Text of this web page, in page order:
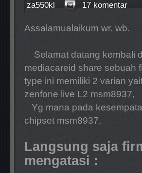
za550kl
17 komentar
Assalamualaikum wr. wb.
Selamat datang kembali
mediacareid share sebuah
type ini memiliki 2 varian
zenfone live L2 msm8937,
Yg mana pada
chipset msm8937,
Langsung saja
mengatasi :